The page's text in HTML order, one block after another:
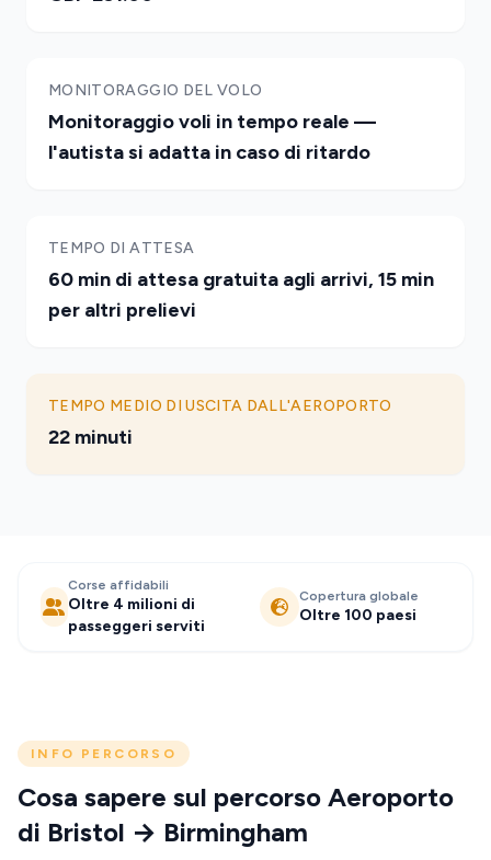
MONITORAGGIO DEL VOLO
Monitoraggio voli in tempo reale —
l'autista si adatta in caso di ritardo
TEMPO DI ATTESA
60 min di attesa gratuita agli arrivi, 15 min
per altri prelievi
TEMPO MEDIO DI USCITA DALL'AEROPORTO
22 minuti
Corse affidabili
Oltre 4 milioni di
passeggeri serviti
Copertura globale
Oltre 100 paesi
INFO PERCORSO
Cosa sapere sul percorso Aeroporto
di Bristol → Birmingham